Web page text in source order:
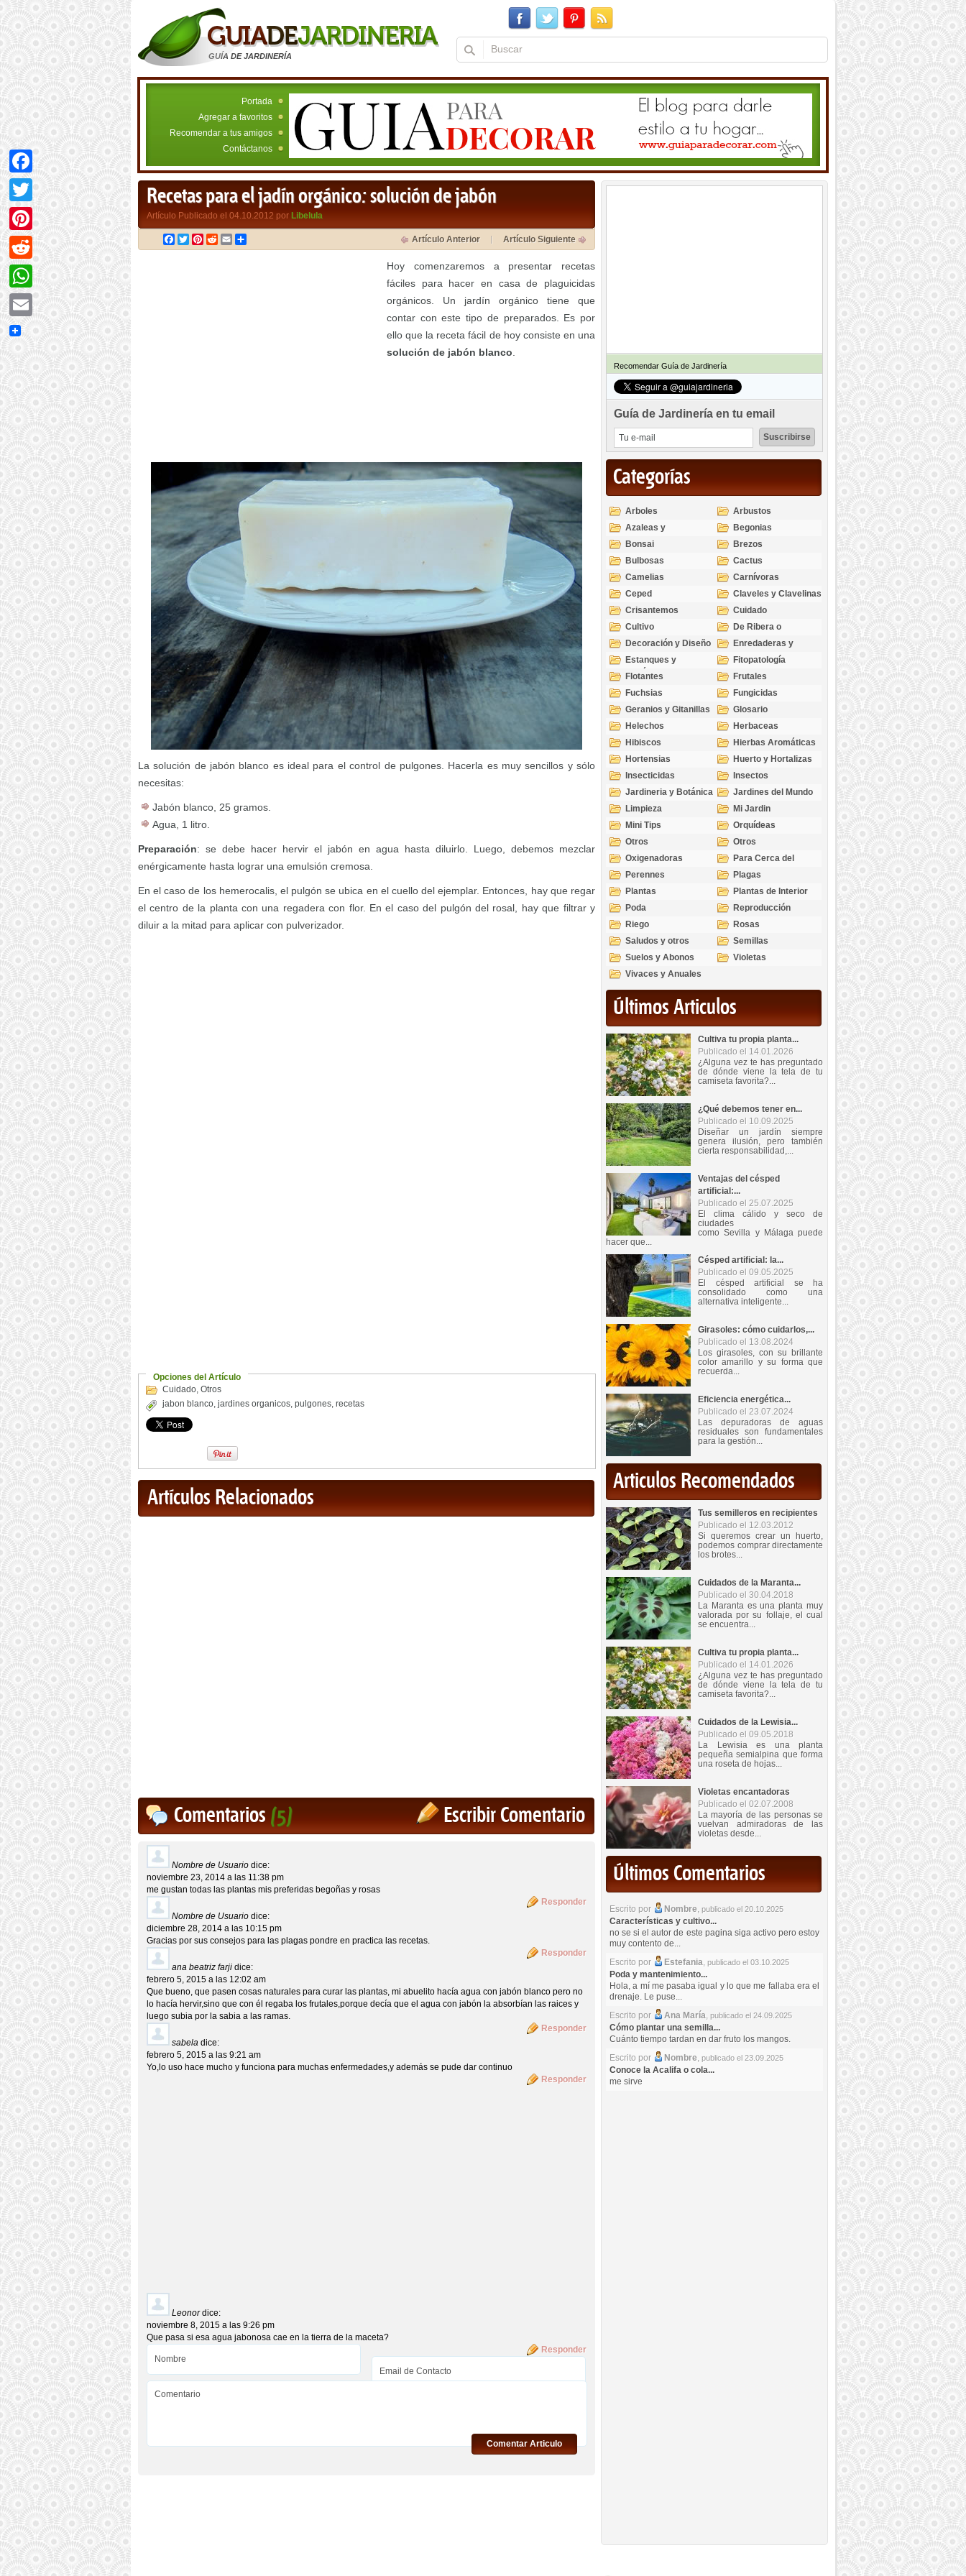
GUÍA DE JARDINERÍA
Portada
Agregar a favoritos
Recomendar a tus amigos
Contáctanos
Recetas para el jadín orgánico: solución de jabón
Artículo Publicado el 04.10.2012 por Libelula
Facebook
TwitterPinterest
RedditEmail Artículo Anterior Artículo Siguiente
Hoy comenzaremos a presentar recetas
fáciles para hacer en casa de plaguicidas
orgánicos. Un jardín orgánico tiene que
contar con este tipo de preparados. Es por
ello que la receta fácil de hoy consiste en una
solución de jabón blanco
La solución de jabón blanco es ideal para el control de pulgones. Hacerla es muy sencillos y sólo
necesitas:
Jabón blanco, 25 gramos.
Agua, 1 litro.
Preparación: se debe hacer hervir el jabón en agua hasta diluirlo. Luego, debemos mezclar
enérgicamente hasta lograr una emulsión cremosa.
En el caso de los hemerocalis, el pulgón se ubica en el cuello del ejemplar. Entonces, hay que regar
el centro de la planta con una regadera con flor. En el caso del pulgón del rosal, hay que filtrar y
diluir a la mitad para aplicar con pulverizador.
Opciones del Artículo
Cuidado, Otros
jabon blanco, jardines organicos, pulgones, recetas
Artículos Relacionados
Escribir Comentario
Comentarios(5)
Nombre de Usuario dice:
noviembre 23, 2014 a las 11:38 pm
me gustan todas las plantas mis preferidas begoñas y rosas
Responder
Nombre de Usuario dice:
diciembre 28, 2014 a las 10:15 pm
Gracias por sus consejos para las plagas pondre en practica las recetas.
Responder
ana beatriz farji dice:
febrero 5, 2015 a las 12:02 am
Que bueno, que pasen cosas naturales para curar las plantas, mi abuelito hacía agua con jabón blanco pero no
lo hacía hervir,sino que con él regaba los frutales,porque decía que el agua con jabón la absorbían las raices y
luego subia por la sabia a las ramas.
Responder
sabela dice:
febrero 5, 2015 a las 9:21 am
Yo,lo uso hace mucho y funciona para muchas enfermedades,y además se pude dar continuo
Responder
Leonor dice:
noviembre 8, 2015 a las 9:26 pm
Que pasa si esa agua jabonosa cae en la tierra de la maceta?
Responder
Comentar Articulo
Recomendar Guía de Jardinería
Guía de Jardinería en tu email
Categorías
Arboles
Arbustos
Azaleas y
Rododendros
Begonias
Bonsai
Brezos
Bulbosas
Cactus
Camelias
Carnívoras
Ceped
Claveles y Clavelinas
Crisantemos
Cuidado
Cultivo
De Ribera o
Palustres
Decoración y Diseño
Enredaderas y
cubresuelos
Estanques y
Acuáticas
Fitopatología
Flotantes
Frutales
Fuchsias
Fungicidas
Geranios y Gitanillas
Glosario
Helechos
Herbaceas
Hibiscos
Hierbas Aromáticas
Hortensias
Huerto y Hortalizas
Insecticidas
Insectos
Jardineria y Botánica
Jardines del Mundo
Limpieza
Mi Jardin
Mini Tips
Orquídeas
Otros
Otros
Oxigenadoras
Para Cerca del
Estanque
Perennes
Plagas
Plantas
Plantas de Interior
Poda
Reproducción
Riego
Rosas
Saludos y otros
temas
Semillas
Suelos y Abonos
Violetas
Vivaces y Anuales
Últimos Articulos
Cultiva tu propia planta...
Publicado el 14.01.2026
¿Alguna vez te has preguntado
de dónde viene la tela de tu
camiseta favorita?...
¿Qué debemos tener en...
Publicado el 10.09.2025
Diseñar un jardín siempre
genera ilusión, pero también
cierta responsabilidad,...
Ventajas del césped
artificial:...
Publicado el 25.07.2025
El clima cálido y seco de
ciudades
como Sevilla y Málaga puede
hacer que...
Césped artificial: la...
Publicado el 09.05.2025
El césped artificial se ha
consolidado como una
alternativa inteligente...
Girasoles: cómo cuidarlos,...
Publicado el 13.08.2024
Los girasoles, con su brillante
color amarillo y su forma que
recuerda...
Eficiencia energética...
Publicado el 23.07.2024
Las depuradoras de aguas
residuales son fundamentales
para la gestión...
Articulos Recomendados
Tus semilleros en recipientes
Publicado el 12.03.2012
Si queremos crear un huerto,
podemos comprar directamente
los brotes...
Cuidados de la Maranta...
Publicado el 30.04.2018
La Maranta es una planta muy
valorada por su follaje, el cual
se encuentra...
Cultiva tu propia planta...
Publicado el 14.01.2026
¿Alguna vez te has preguntado
de dónde viene la tela de tu
camiseta favorita?...
Cuidados de la Lewisia...
Publicado el 09.05.2018
La Lewisia es una planta
pequeña semialpina que forma
una roseta de hojas...
Violetas encantadoras
Publicado el 02.07.2008
La mayoría de las personas se
vuelvan admiradoras de las
violetas desde...
Últimos Comentarios
Escrito por Nombre, publicado el 20.10.2025
Características y cultivo...
no se si el autor de este pagina siga activo pero estoy
muy contento de...
Escrito por
Estefania, publicado el 03.10.2025
Poda y mantenimiento...
Hola, a mí me pasaba igual y lo que me fallaba era el
drenaje. Le puse...
Escrito por
Ana María, publicado el 24.09.2025
Cómo plantar una semilla...
Cuánto tiempo tardan en dar fruto los mangos.
Escrito por
Nombre, publicado el 23.09.2025
Conoce la Acalifa o cola...
me sirve
Facebook
Twitter
Pinterest
Reddit
WhatsApp
Email